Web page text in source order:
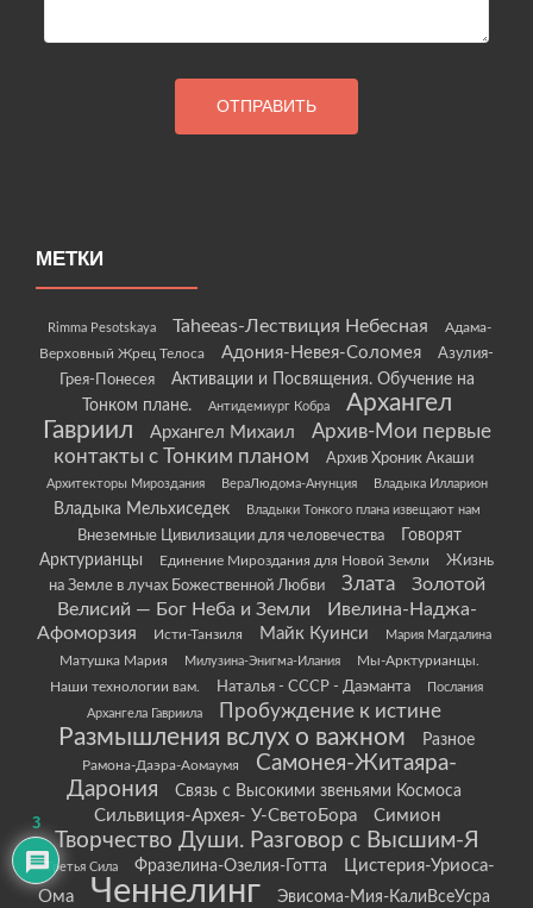
МЕТКИ
Rimma Pesotskaya Taheeas-Лествиция Небесная
Адама-
Верховный Жрец Телоса
Адония-Невея-Соломея
Азулия-
Грея-Понесея
Активации и Посвящения. Обучение на
Тонком плане.
Антидемиург Кобра
Архангел
Гавриил
Архангел Михаил
Архив-Мои первые
контакты с Тонким планом
Архив Хроник Акаши
Архитекторы Мироздания ВераЛюдома-Анунция Владыка Илларион
Владыка Мельхиседек Владыки Тонкого плана извещают нам
Внеземные Цивилизации для человечества
Говорят
Арктурианцы
Единение Мироздания для Новой Земли
Жизнь
на Земле в лучах Божественной Любви
Злата
Золотой
Велисий — Бог Неба и Земли
Ивелина-Наджа-
Афоморзия
Исти-Танзиля Майк Куинси Мария Магдалина
Матушка Мария Милузина-Энигма-Илания
Мы-Арктурианцы.
Наши технологии вам.
Наталья - СССР - Даэманта
Послания
Архангела Гавриила
Пробуждение к истине
Размышления вслух о важном Разное
Рамона-Даэра-Аомаумя
Самонея-Житаяра-
Дарония
Связь с Высокими звеньями Космоса
Сильвиция-Архея- У-СветоБора Симион
Творчество Души. Разговор с Высшим-Я
Третья Сила Фразелина-Озелия-Готта
Цистерия-Уриоса-
Ома
Ченнелинг Эвисома-Мия-КалиВсеУсра
3